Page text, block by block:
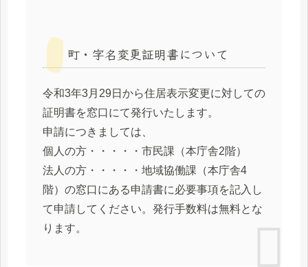
町・字名変更証明書について
令和3年3月29日から住居表示変更に対しての
証明書を窓口にて発行いたします。
申請につきましては、
個人の方・・・・・市民課（本庁舎2階）
法人の方・・・・・地域協働課（本庁舎4
階）の窓口にある申請書に必要事項を記入し
て申請してください。発行手数料は無料とな
ります。